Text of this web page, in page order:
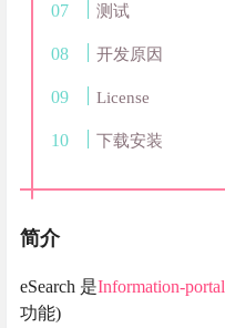
测试
开发原因
License
下载安装
简介
eSearch 是Information-portal
功能)